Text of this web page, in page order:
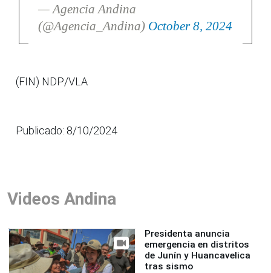
— Agencia Andina
(@Agencia_Andina) October 8, 2024
(FIN) NDP/VLA
Publicado: 8/10/2024
Videos Andina
Presidenta anuncia
emergencia en distritos
de Junín y Huancavelica
tras sismo